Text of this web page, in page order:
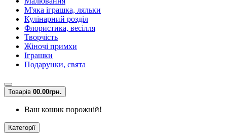
М'яка іграшка, ляльки
Кулінарний розділ
Флористика, весілля
Творчість
Жіночі примхи
Іграшки
Подарунки, свята
Товарів 00.00грн.
Ваш кошик порожній!
Категорії